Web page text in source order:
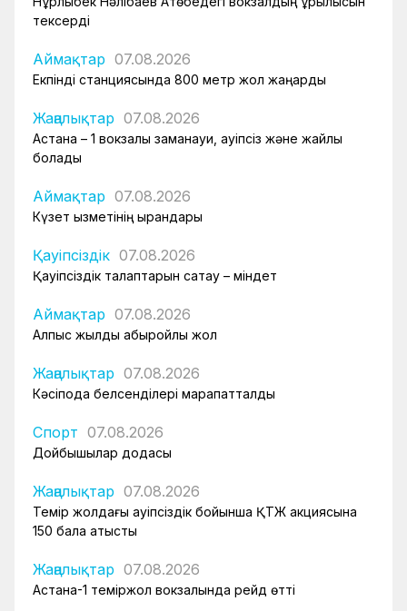
тексерді
Аймақтар 07.08.2026
Екпінді станциясында 800 метр жол жаңарды
Жаңалықтар 07.08.2026
Астана – 1 вокзалы заманауи, қауіпсіз және жайлы
болады
Аймақтар 07.08.2026
Күзет қызметінің қырандары
Қауіпсіздік 07.08.2026
Қауіпсіздік талаптарын сақтау – міндет
Аймақтар 07.08.2026
Алпыс жылдық абыройлы жол
Жаңалықтар 07.08.2026
Кәсіподақ белсенділері марапатталды
Спорт 07.08.2026
Дойбышылар додасы
Жаңалықтар 07.08.2026
Темір жолдағы қауіпсіздік бойынша ҚТЖ акциясына
150 бала қатысты
Жаңалықтар 07.08.2026
Астана-1 теміржол вокзалында рейд өтті